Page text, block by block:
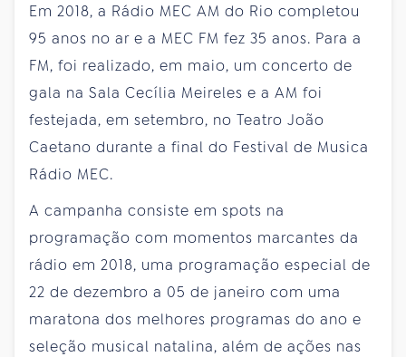
Em 2018, a Rádio MEC AM do Rio completou
95 anos no ar e a MEC FM fez 35 anos. Para a
FM, foi realizado, em maio, um concerto de
gala na Sala Cecília Meireles e a AM foi
festejada, em setembro, no Teatro João
Caetano durante a final do Festival de Musica
Rádio MEC.
A campanha consiste em spots na
programação com momentos marcantes da
rádio em 2018, uma programação especial de
22 de dezembro a 05 de janeiro com uma
maratona dos melhores programas do ano e
seleção musical natalina, além de ações nas